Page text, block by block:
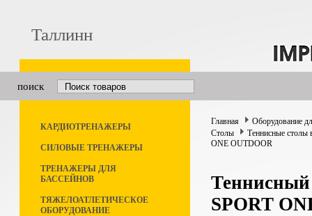
Таллинн
поиск
КАРДИОТРЕНАЖЕРЫ
СИЛОВЫЕ ТРЕНАЖЕРЫ
ТРЕНАЖЕРЫ ДЛЯ
БАССЕЙНОВ
ТЯЖЕЛОАТЛЕТИЧЕСКОЕ
ОБОРУДОВАНИЕ
Главная
Оборудование
Столы
Теннисные столы
ONE OUTDOOR
SPORT